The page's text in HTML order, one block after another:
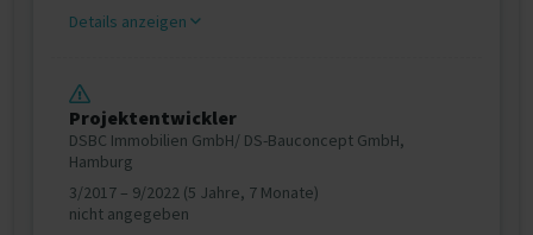
Details anzeigen
Projektentwickler
DSBC Immobilien GmbH/ DS-Bauconcept GmbH,
Hamburg
3/2017 – 9/2022 (5 Jahre, 7 Monate)
nicht angegeben